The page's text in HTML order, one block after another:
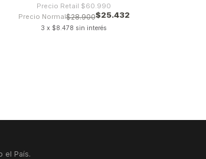
Precio Retail $60.990
Precio Normal$28.900$25.432
3 x $8.478 sin interés
el País.